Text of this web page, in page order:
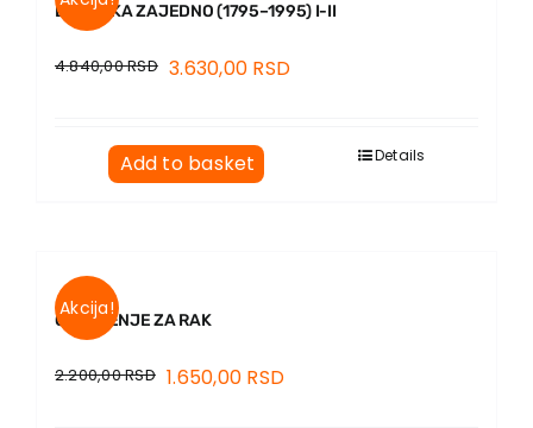
DVA VEKA ZAJEDNO (1795–1995) I-II
4.840,00RSD 3.630,00 RSD
Add to basket Details
Akcija!
ODELJENJE ZA RAK
2.200,00RSD 1.650,00 RSD